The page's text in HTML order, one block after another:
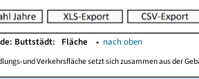
Buttstädt: Fläche ▴ nach oben
und Verkehrsfläche setzt sich zusammen aus der